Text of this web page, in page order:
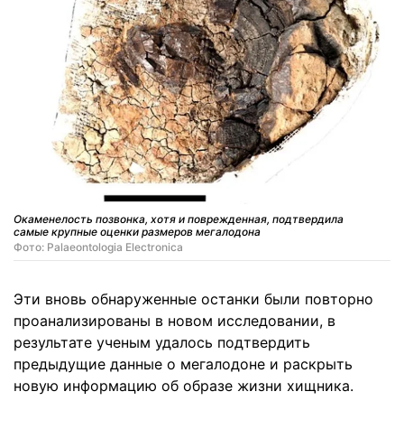
Окаменелость позвонка, хотя и поврежденная, подтвердила
самые крупные оценки размеров мегалодона
Фото: Palaeontologia Electronica
Эти вновь обнаруженные останки были повторно
проанализированы в новом исследовании, в
результате ученым удалось подтвердить
предыдущие данные о мегалодоне и раскрыть
новую информацию об образе жизни хищника.